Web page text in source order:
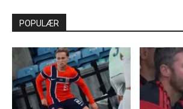
POPULÆR